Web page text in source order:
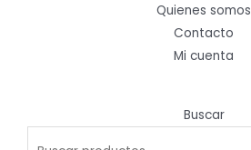
Quienes somos
Contacto
Mi cuenta
Buscar